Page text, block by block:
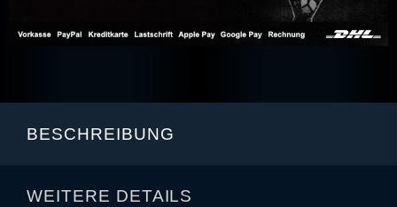
BESCHREIBUNG
WEITERE DETAILS